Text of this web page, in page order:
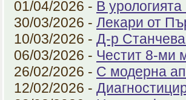
01/04/2026 - В урологията
30/03/2026 - Лекари от
10/03/2026 - Д-р
06/03/2026 - Честит 8-ми
26/02/2026 - С модерна
12/02/2026 -